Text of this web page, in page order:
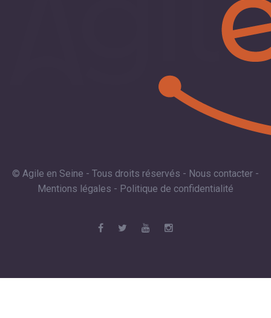
© Agile en Seine - Tous droits réservés - Nous contacter -
Mentions légales - Politique de confidentialité